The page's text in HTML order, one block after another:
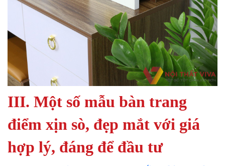
III. Một số mẫu bàn trang
điểm xịn sò, đẹp mắt với giá
hợp lý, đáng để đầu tư